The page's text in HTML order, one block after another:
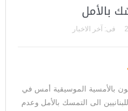
بالأمل
فى: آخر الاخبار
بالأمسية الموسيقية أمس في
الى التمسك بالأمل وعدم